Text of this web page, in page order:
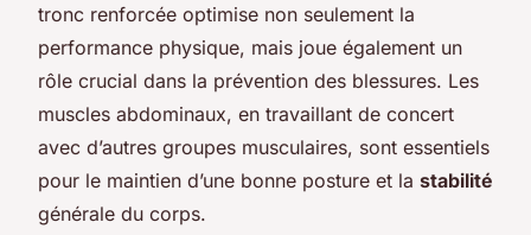
tronc renforcée optimise non seulement la
performance physique, mais joue également un
rôle crucial dans la prévention des blessures. Les
muscles abdominaux, en travaillant de concert
avec d’autres groupes musculaires, sont essentiels
pour le maintien d’une bonne posture et la stabilité
générale du corps.